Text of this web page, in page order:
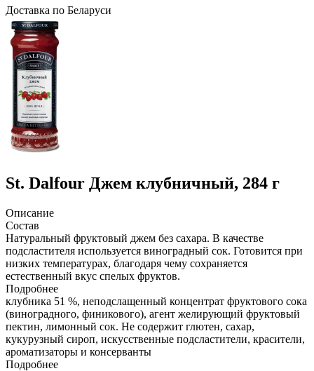
Доcтавка по Беларуси
St. Dalfour Джем клубничный, 284 г
Описание
Состав
Натуральный фруктовый джем без сахара. В качестве
подсластителя используется виноградный сок. Готовится при
низких температурах, благодаря чему сохраняется
естественный вкус спелых фруктов.
Подробнее
клубника 51 %, неподслащенный концентрат фруктового сока
(виноградного, финикового), агент желирующий фруктовый
пектин, лимонный сок. Не содержит глютен, сахар,
кукурузный сироп, искусственные подсластители, красители,
ароматизаторы и консерванты
Подробнее